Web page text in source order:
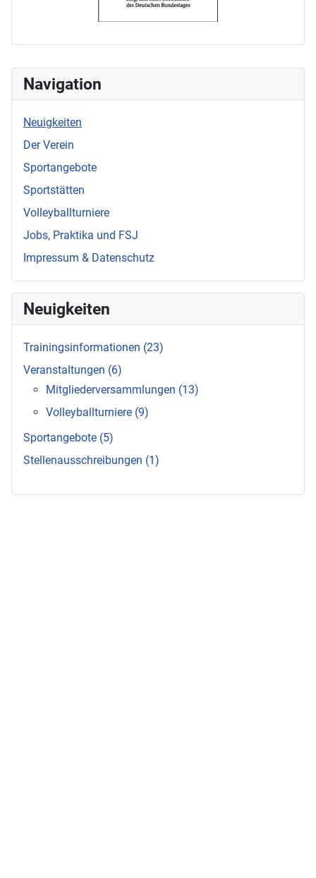
Navigation
Neuigkeiten
Der Verein
Sportangebote
Sportstätten
Volleyballturniere
Jobs, Praktika und FSJ
Impressum & Datenschutz
Neuigkeiten
Trainingsinformationen (23)
Veranstaltungen (6)
Mitgliederversammlungen (13)
Volleyballturniere (9)
Sportangebote (5)
Stellenausschreibungen (1)